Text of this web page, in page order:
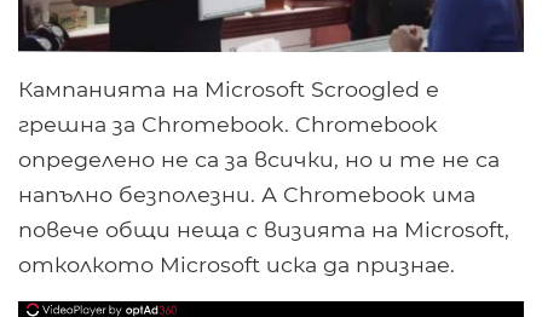
Кампанията на Microsoft Scroogled е
грешна за Chromebook. Chromebook
определено не са за всички, но и те не са
напълно безполезни. А Chromebook има
повече общи неща с визията на Microsoft,
отколкото Microsoft иска да признае.